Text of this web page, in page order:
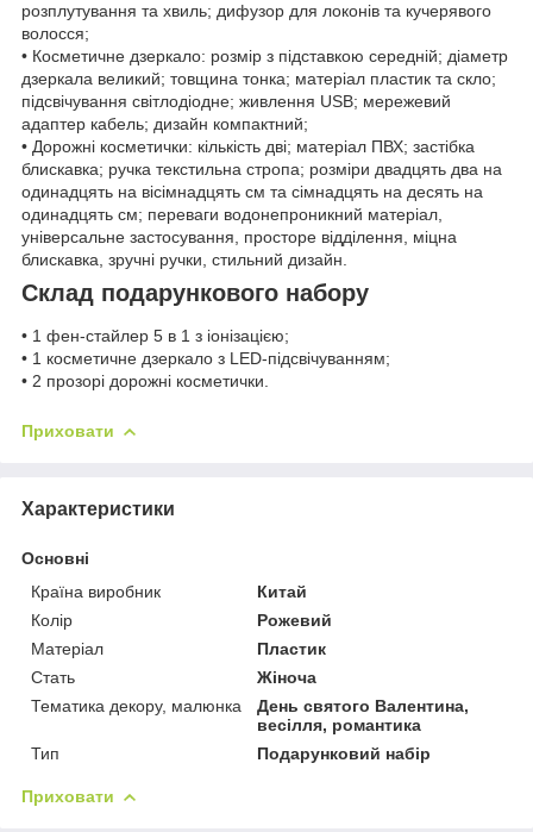
розплутування та хвиль; дифузор для локонів та кучерявого
волосся;
• Косметичне дзеркало: розмір з підставкою середній; діаметр
дзеркала великий; товщина тонка; матеріал пластик та скло;
підсвічування світлодіодне; живлення USB; мережевий
адаптер кабель; дизайн компактний;
• Дорожні косметички: кількість дві; матеріал ПВХ; застібка
блискавка; ручка текстильна стропа; розміри двадцять два на
одинадцять на вісімнадцять см та сімнадцять на десять на
одинадцять см; переваги водонепроникний матеріал,
універсальне застосування, просторе відділення, міцна
блискавка, зручні ручки, стильний дизайн.
Склад подарункового набору
• 1 фен-стайлер 5 в 1 з іонізацією;
• 1 косметичне дзеркало з LED-підсвічуванням;
• 2 прозорі дорожні косметички.
Приховати
Характеристики
Основні
Країна виробник
Китай
Колір
Рожевий
Матеріал
Пластик
Стать
Жіноча
Тематика декору, малюнка
День святого Валентина,
весілля, романтика
Тип
Подарунковий набір
Приховати